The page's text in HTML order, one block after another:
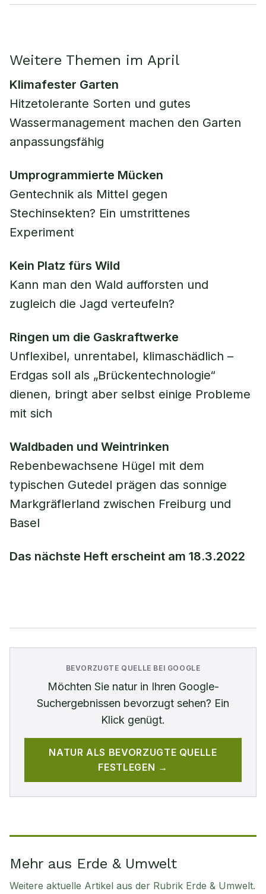
Weitere Themen im April
Klimafester Garten
Hitzetolerante Sorten und gutes
Wassermanagement machen den Garten
anpassungsfähig
Umprogrammierte Mücken
Gentechnik als Mittel gegen
Stechinsekten? Ein umstrittenes
Experiment
Kein Platz fürs Wild
Kann man den Wald aufforsten und
zugleich die Jagd verteufeln?
Ringen um die Gaskraftwerke
Unflexibel, unrentabel, klimaschädlich –
Erdgas soll als „Brückentechnologie“
dienen, bringt aber selbst einige Probleme
mit sich
Waldbaden und Weintrinken
Rebenbewachsene Hügel mit dem
typischen Gutedel prägen das sonnige
Markgräflerland zwischen Freiburg und
Basel
Das nächste Heft erscheint am 18.3.2022
BEVORZUGTE QUELLE BEI GOOGLE
Möchten Sie naturin Ihren Google-
Suchergebnissen bevorzugt sehen? Ein
Klick genügt.
NATUR ALS BEVORZUGTE QUELLE
FESTLEGEN →
Mehr aus Erde & Umwelt
Weitere aktuelle Artikel aus der Rubrik Erde & Umwelt.